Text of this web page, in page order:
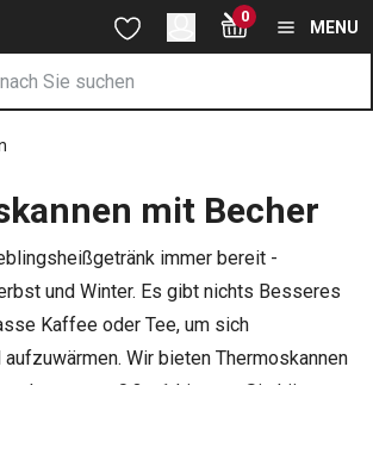
der Thermoskannen mit Becher Seite
Zum Hauptinhalt springen
Zur Suche springen
Zur Navigation springen 0
MENU
mit Becher
immer bereit -
und Winter. Es gibt nichts Besseres
Kaffee oder Tee, um sich
Wir bieten Thermoskannen
von 0,3 - 1 Liter an. Sie können
Designs wählen.